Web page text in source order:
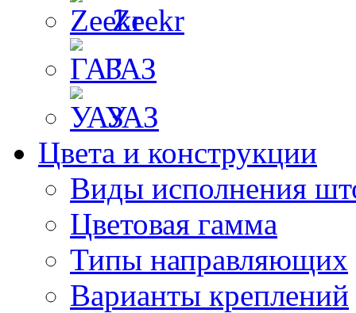
Zeekr
ГАЗ
УАЗ
Цвета и конструкции
Виды исполнения
Цветовая гамма
Типы направляющих
Варианты креплений